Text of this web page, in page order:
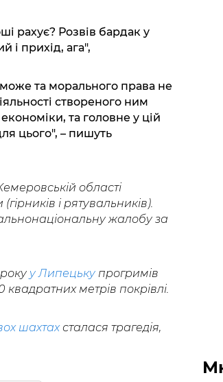
рахує? Розвів бардак у
і прихід, ага",
та морального права не
створеного ним
та головне у цій
цього", – пишуть
області
і рятувальників).
жалобу за
у Липецьку прогримів
метрів покрівлі.
шахтахсталася трагедія,